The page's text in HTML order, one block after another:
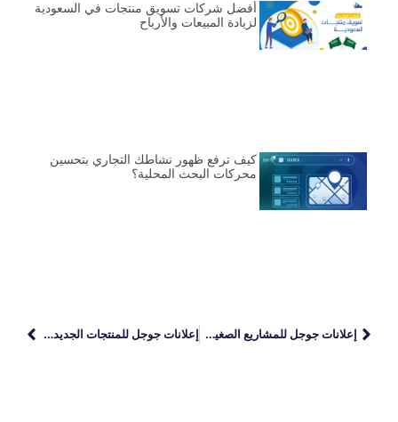
أفضل شركات تسويق منتجات في السعودية
لزيادة المبيعات والأرباح
كيف ترفع ظهور نشاطك التجاري بتحسين
محركات البحث المحلية؟
إعلانات جوجل للمشاريع الصغيرة: دليلك لزيادة المبيعات وتحقيق النمو إعلانات جوجل للمنتجات الجديدة: استراتيجيات فعالة لزيادة الظهور والمبيعات